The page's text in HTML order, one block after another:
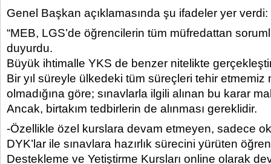
Genel Başkan açıklamasında şu ifadeler yer verdi:
“MEB, LGS’de öğrencilerin tüm müfredattan
duyurdu.
Büyük ihtimalle YKS de benzer nitelikte
Bir yıl süreyle ülkedeki tüm süreçleri tehir etmemiz
olmadığına göre; sınavlarla ilgili alınan bu karar
Ancak, birtakım tedbirlerin de alınması gereklidir.
-Özellikle özel kurslara devam etmeyen, sadece
DYK’lar ile sınavlara hazırlık sürecini yürüten
Destekleme ve Yetiştirme Kursları online olarak